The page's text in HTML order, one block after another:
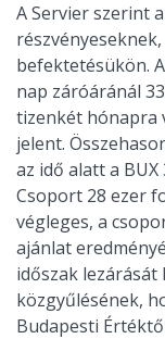
A Servier szerint
befektetésükön.
nap záróáránál
tizenkét hónapra
jelent.
az idő alatt a
Csoport 28 ezer
végleges, a
ajánlat
időszak lezárását
közgyűlésének,
Budapesti